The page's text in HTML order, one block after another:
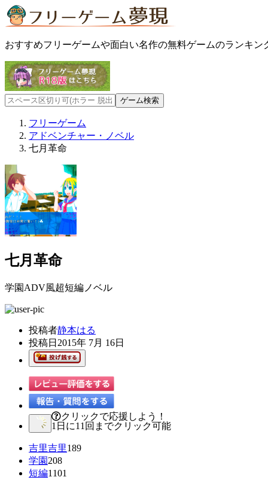
おすすめフリーゲームや面白い名作の無料ゲームのランキン
フリーゲーム
アドベンチャー・ノベル
七月革命
七月革命
学園ADV風超短編ノベル
投稿者静本はる
投稿日 2015年 7月 16日
クリックで応援しよう！
1日に11回までクリック可能
吉里吉里189
学園 208
短編1101